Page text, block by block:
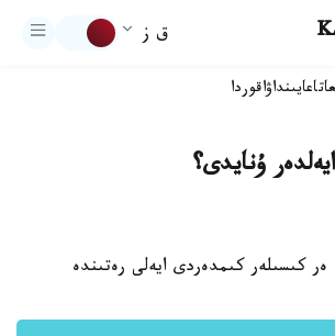
ق ز
تاعايىنداۋاقوردا
ۇنايدى؟
ەر كىسىلەر كىمدەردى ايەلى رەتىندە